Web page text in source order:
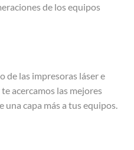
de los equipos
de las impresoras láser e
acercamos las mejores
capa más a tus equipos.